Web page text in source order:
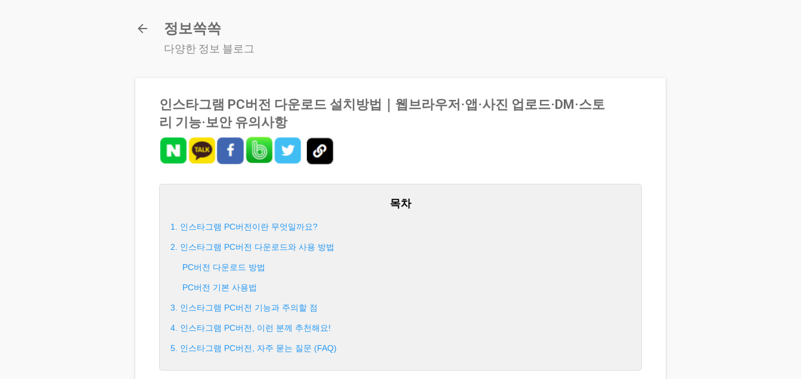
정보쏙쏙
다양한 정보 블로그
인스타그램 PC버전 다운로드 설치방법｜웹브라우저·앱·사진 업로드·DM·스토
리 기능·보안 유의사항
1. 인스타그램 PC버전이란 무엇일까요?
2. 인스타그램 PC버전 다운로드와 사용 방법
PC버전 다운로드 방법
PC버전 기본 사용법
3. 인스타그램 PC버전 기능과 주의할 점
4. 인스타그램 PC버전, 이런 분께 추천해요!
5. 인스타그램 PC버전, 자주 묻는 질문 (FAQ)